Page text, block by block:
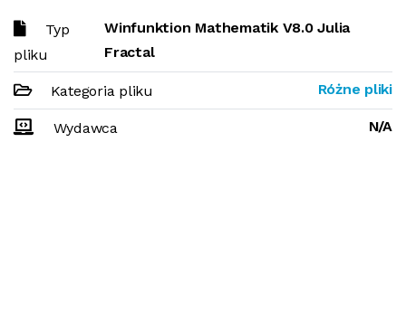
Typ
pliku
Winfunktion Mathematik V8.0 Julia
Fractal
Kategoria pliku Różne pliki
Wydawca N/A